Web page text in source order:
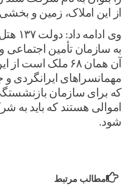
از این املاک، زمین و
وی
به سازمان تأمین اجتماعی
آن همان ۶۸ ملک است
مهمانسراهای ایرانگردی و
که برای سازمان
اموالی هستند که باید به
شود.
مطالب مرتبط